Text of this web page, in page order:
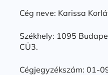
Cég neve: Karissa
Székhely: 1095
CÜ3.
Cégjegyzékszám: 01-